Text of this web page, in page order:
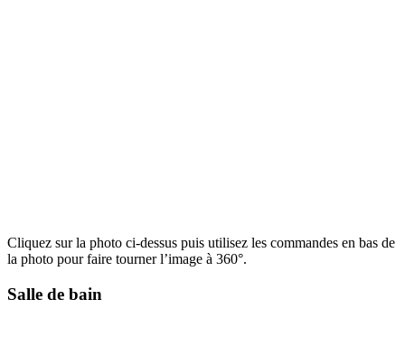
Cliquez sur la photo ci-dessus puis utilisez les commandes en bas de
la photo pour faire tourner l’image à 360°.
Salle de bain